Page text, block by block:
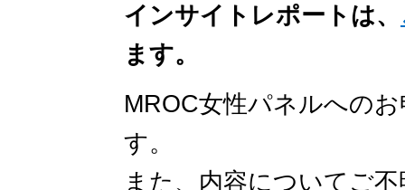
インサイトレポートは、
ます。
MROC女性パネルへの
す。
また、内容についてご